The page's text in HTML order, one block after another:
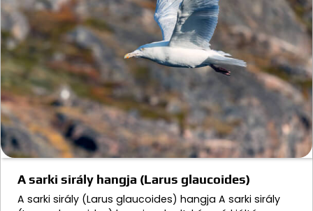
A sarki sirály hangja (Larus glaucoides)
A sarki sirály (Larus glaucoides) hangja A sarki sirály